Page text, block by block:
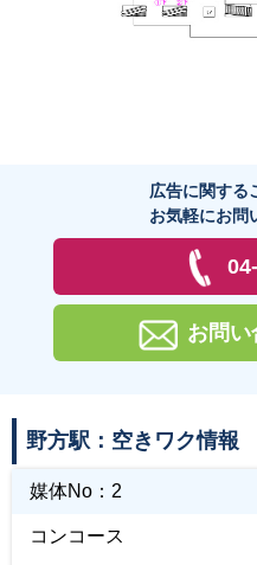
広告に関する
お気軽にお問
お問
野方駅：空きワク情報
媒体No： 2
コンコース